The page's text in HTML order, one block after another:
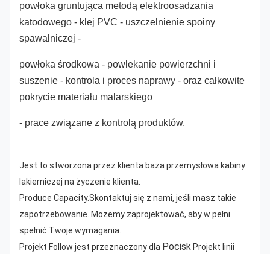
powłoka gruntująca metodą elektroosadzania
katodowego - klej PVC - uszczelnienie spoiny
spawalniczej -
powłoka środkowa - powlekanie powierzchni i
suszenie - kontrola i proces naprawy - oraz całkowite
pokrycie materiału malarskiego
- prace związane z kontrolą produktów.
Jest to stworzona przez klienta baza przemysłowa kabiny
lakierniczej na życzenie klienta.
Produce Capacity.Skontaktuj się z nami, jeśli masz takie
zapotrzebowanie. Możemy zaprojektować, aby w pełni
spełnić Twoje wymagania.
Projekt Follow jest przeznaczony dla Pocisk Projekt linii